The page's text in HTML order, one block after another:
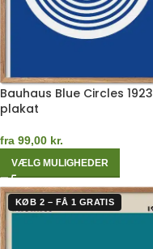
Bauhaus Blue Circles 1923
plakat
fra 99,00 kr.
VÆLG MULIGHEDER
KØB 2 – FÅ 1 GRATIS